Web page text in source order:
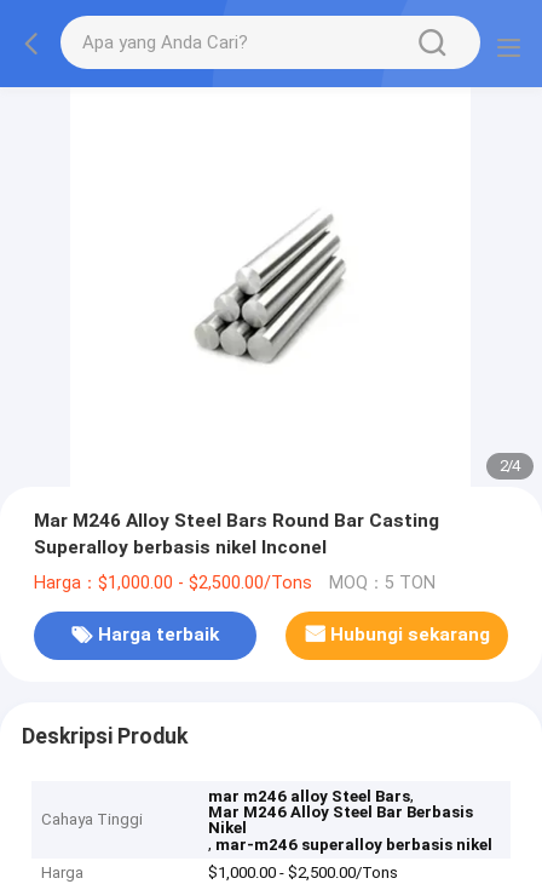
2/4
Mar M246 Alloy Steel Bars Round Bar Casting
Superalloy berbasis nikel Inconel
Harga：$1,000.00 - $2,500.00/Tons MOQ：5 TON
Harga terbaik Hubungi sekarang
Deskripsi Produk
Cahaya Tinggi
mar m246 alloy Steel Bars,
Mar M246 Alloy Steel Bar Berbasis
Nikel
, mar-m246 superalloy berbasis nikel
Harga
$1,000.00 - $2,500.00/Tons